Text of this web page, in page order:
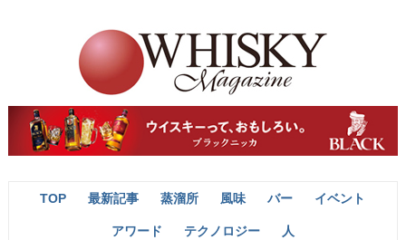
TOP 最新記事 蒸溜所 風味 バー イベント
アワード テクノロジー 人